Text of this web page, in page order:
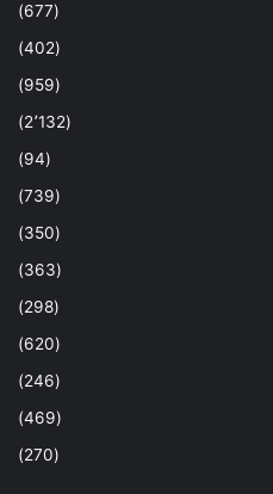
(677)
(402)
(959)
(2٬132)
(94)
(739)
(350)
(363)
(298)
(620)
(246)
(469)
(270)